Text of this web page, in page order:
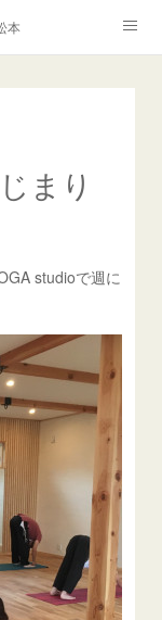
本
まり
studioで週に